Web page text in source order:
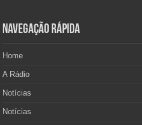
Navegação Rápida
Home
A Rádio
Notícias
Notícias